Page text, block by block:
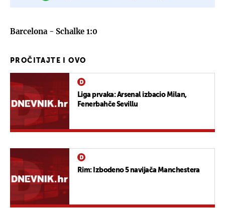
Barcelona - Schalke 1:0
PROČITAJTE I OVO
Liga prvaka: Arsenal izbacio Milan,
Fenerbahče Sevillu
Rim: Izbodeno 5 navijača Manchestera